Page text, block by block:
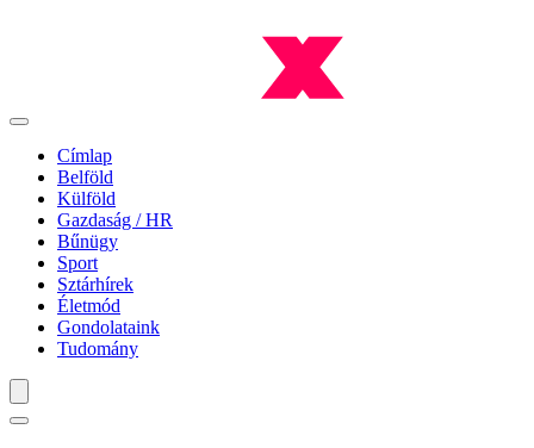
Címlap
Belföld
Külföld
Gazdaság / HR
Bűnügy
Sport
Sztárhírek
Életmód
Gondolataink
Tudomány